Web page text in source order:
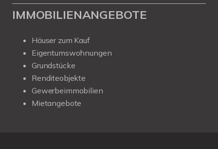
IMMOBILIENANGEBOTE
Häuser zum Kauf
Eigentumswohnungen
Grundstücke
Renditeobjekte
Gewerbeimmobilien
Mietangebote